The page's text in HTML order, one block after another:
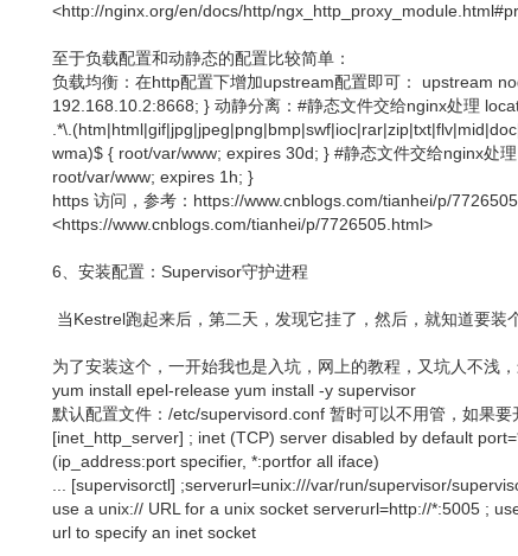
<http://nginx.org/en/docs/http/
至于负载配置和动静态的配置比较简单：
负载均衡：在http配置下增加upstream配置即可： upstream
192.168.10.2:8668; } 动静分离：#静态文件交给nginx处理
wma)$ { root/var/www; expires 30d; } #静态文件交给nginx处
root/var/www; expires 1h; }
https 访问，参考：https://www.cnblogs.com/tianhei/p/
<https://www.cnblogs.com/tianhei/p/7726505.html>
6、安装配置：Supervisor守护进程
当Kestrel跑起来后，第二天，发现它挂了，然后，就知道要装
为了安装这个，一开始我也是入坑，网上的教程，又坑人不浅
yum install epel-release yum install -y supervisor
默认配置文件：/etc/supervisord.conf 暂时可以不用管，如果要
[inet_http_server] ; inet (TCP) server disabled by default
(ip_address:port specifier, *:portfor all iface)
... [supervisorctl] ;serverurl=unix:///var/run/supervisor/
use a unix:// URL for a unix socket serverurl=http://*:5005 ;
url to specify an inet socket